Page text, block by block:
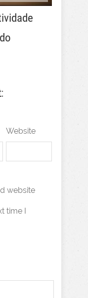
Website
website
time I